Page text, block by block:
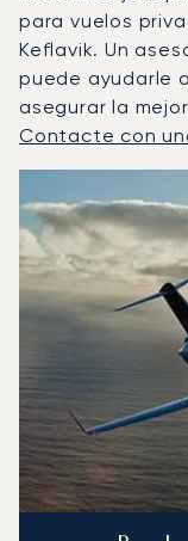
para vuelos
Keflavik. Un
puede ayudarle
asegurar la
Contacte con
Velocidad (km/
Autonomía (NM)